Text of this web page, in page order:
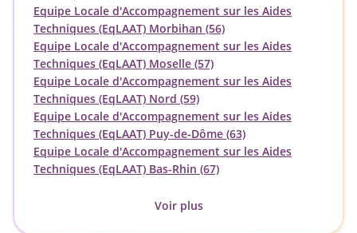
Equipe Locale d'Accompagnement sur les Aides
Techniques (EqLAAT) Morbihan (56)
Equipe Locale d'Accompagnement sur les Aides
Techniques (EqLAAT) Moselle (57)
Equipe Locale d'Accompagnement sur les Aides
Techniques (EqLAAT) Nord (59)
Equipe Locale d'Accompagnement sur les Aides
Techniques (EqLAAT) Puy-de-Dôme (63)
Equipe Locale d'Accompagnement sur les Aides
Techniques (EqLAAT) Bas-Rhin (67)
Voir plus